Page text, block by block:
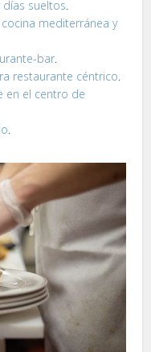
sueltos
mediterránea y
bar
restaurante céntrico
en el centro de